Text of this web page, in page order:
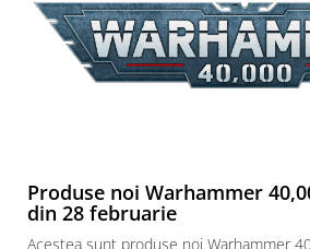
Books and Codex
Accesorii
Marvel Univers
Figurine diverse
Produse noi Warhammer
din 28 februarie
Acestea sunt produse noi Warhammer